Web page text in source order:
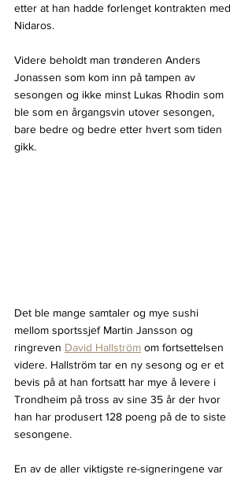
etter at han hadde forlenget kontrakten med
Nidaros.
Videre beholdt man trønderen Anders
Jonassen som kom inn på tampen av
sesongen og ikke minst Lukas Rhodin som
ble som en årgangsvin utover sesongen,
bare bedre og bedre etter hvert som tiden
gikk.
Det ble mange samtaler og mye sushi
mellom sportssjef Martin Jansson og
ringreven David Hallström om fortsettelsen
videre. Hallström tar en ny sesong og er et
bevis på at han fortsatt har mye å levere i
Trondheim på tross av sine 35 år der hvor
han har produsert 128 poeng på de to siste
sesongene.
En av de aller viktigste re-signeringene var